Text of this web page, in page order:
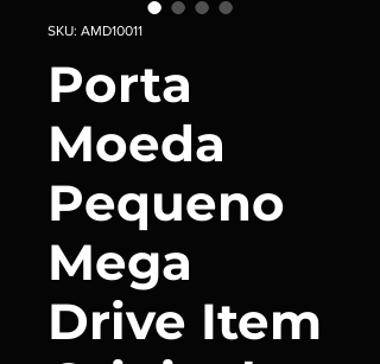
SKU: AMD10011
Porta
Moeda
Pequeno
Mega
Drive Item